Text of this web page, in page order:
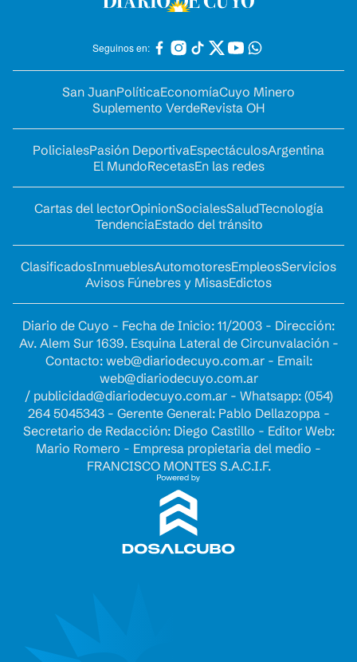
Seguinos en:
San JuanPolíticaEconomíaCuyo Minero
Suplemento VerdeRevista OH
PolicialesPasión DeportivaEspectáculosArgentina
El MundoRecetasEn las redes
Cartas del lectorOpinionSocialesSaludTecnología
TendenciaEstado del tránsito
ClasificadosInmueblesAutomotoresEmpleosServicios
Avisos Fúnebres y MisasEdictos
Diario de Cuyo - Fecha de Inicio: 11/2003 - Dirección:
Av. Alem Sur 1639. Esquina Lateral de Circunvalación -
Contacto: web@diariodecuyo.com.ar- Email:
web@diariodecuyo.com.ar
/ publicidad@diariodecuyo.com.ar- Whatsapp: (054)
264 5045343 - Gerente General: Pablo Dellazoppa -
Secretario de Redacción: Diego Castillo - Editor Web:
Mario Romero - Empresa propietaria del medio -
FRANCISCO MONTES S.A.C.I.F.